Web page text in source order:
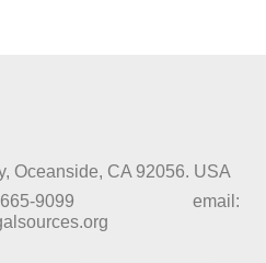
Oceanside, CA 92056. USA
665-9099 email: